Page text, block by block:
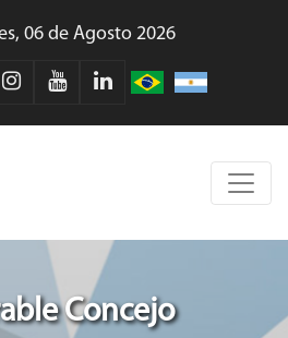
06 de Agosto 2026
Concejo